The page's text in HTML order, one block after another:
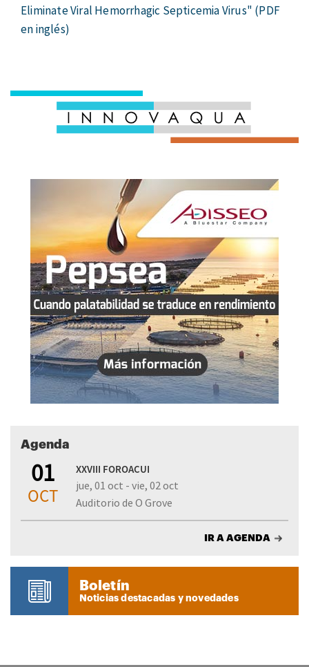
Eliminate Viral Hemorrhagic Septicemia Virus" (PDF
en inglés)
Agenda
01
OCT
XXVIII FOROACUI
jue, 01 oct - vie, 02 oct
Auditorio de O Grove
IR A AGENDA
Boletín
Noticias destacadas y novedades